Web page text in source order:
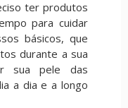
ter produtos
para cuidar
básicos, que
durante a sua
sua pele das
a dia e a longo